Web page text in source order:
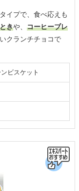
イプで、食べ応えも
きや、 コーヒーブレ
クランチチョコで
ビスケット